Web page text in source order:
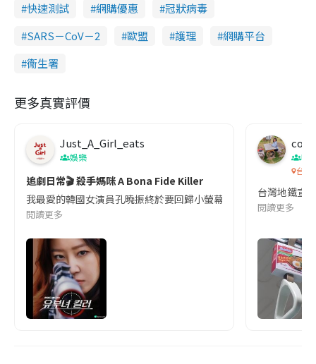
快速測試
網購優惠
冠狀病毒
SARS－CoV－2
歐盟 護理
網購平台
衞生署
更多真實評價
Just_A_Girl_eats
娛樂
追劇日常🎬 殺手媽咪 A Bona Fide Killer
我最愛的韓國女演員孔曉振終於要回歸小螢幕啦!這次的劇本改編
閱讀更多
co
吹
台灣
台灣地鐵宣
閱讀更多